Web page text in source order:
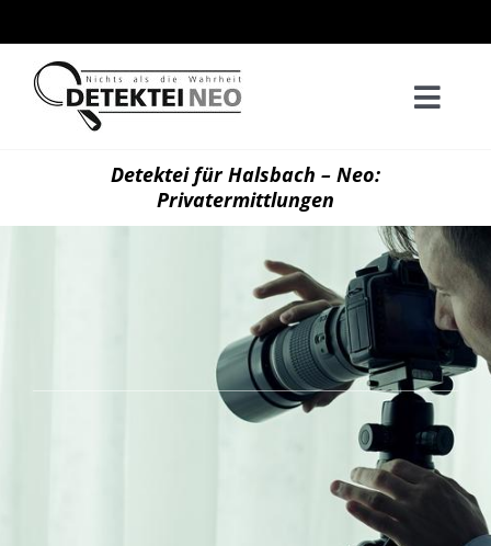
Inhalt
springen
Detektei für Halsbach – Neo:
Privatermittlungen